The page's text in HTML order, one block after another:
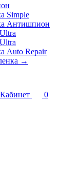
Simple
Антишпион
Auto Repair
→
Кабинет
0